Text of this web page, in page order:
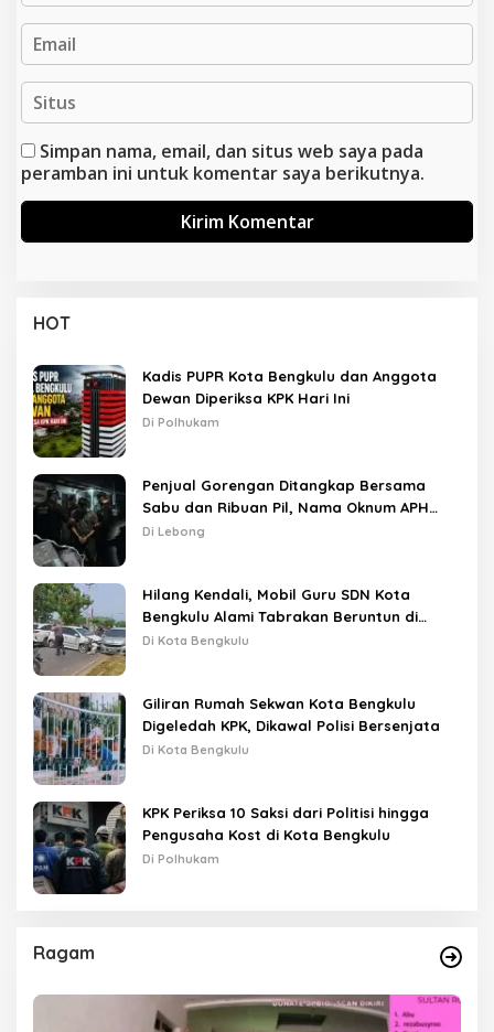
Simpan nama, email, dan situs web saya pada
peramban ini untuk komentar saya berikutnya.
HOT
Kadis PUPR Kota Bengkulu dan Anggota
Dewan Diperiksa KPK Hari Ini
Di Polhukam
Penjual Gorengan Ditangkap Bersama
Sabu dan Ribuan Pil, Nama Oknum APH
Disebut Saat Interogasi
Di Lebong
Hilang Kendali, Mobil Guru SDN Kota
Bengkulu Alami Tabrakan Beruntun di
Lampu Merah
Di Kota Bengkulu
Giliran Rumah Sekwan Kota Bengkulu
Digeledah KPK, Dikawal Polisi Bersenjata
Di Kota Bengkulu
KPK Periksa 10 Saksi dari Politisi hingga
Pengusaha Kost di Kota Bengkulu
Di Polhukam
Ragam